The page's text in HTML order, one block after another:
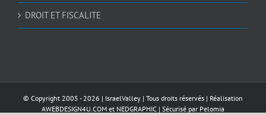
DROIT ET FISCALITE
© Copyright 2005 -2026 | IsraelValley | Tous droits réservés | Réalisation
AWEBDESIGN4U.COM et NEDGRAPHIC | Sécurisé par Pelomia